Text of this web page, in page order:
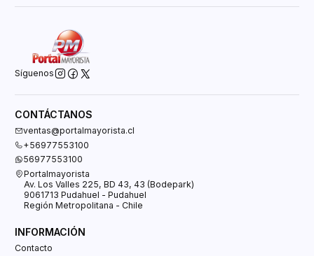
Síguenos
CONTÁCTANOS
ventas@portalmayorista.cl
+56977553100
56977553100
Portalmayorista
Av. Los Valles 225, BD 43, 43 (Bodepark)
9061713 Pudahuel - Pudahuel
Región Metropolitana - Chile
INFORMACIÓN
Contacto